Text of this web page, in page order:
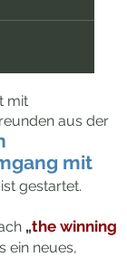
mit
aus der
mit
ist gestartet.
„the winning
ein neues,